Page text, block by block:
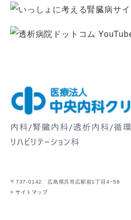
〒737-0142 広島県呉市広駅前1丁目4−58
> サイトマップ